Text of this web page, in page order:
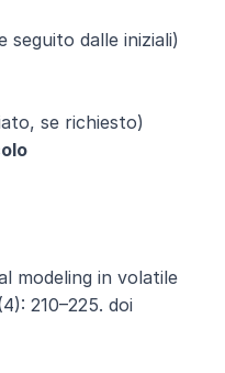
seguito dalle iniziali)
se richiesto)
modeling in volatile
210–225. doi